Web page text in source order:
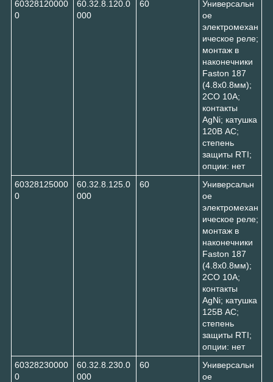
60328120000
0
60.32.8.120.0
000
60
Универсальн
ое
электромехан
ическое реле;
монтаж в
наконечники
Faston 187
(4.8х0.8мм);
2CO 10A;
контакты
AgNi; катушка
120В AC;
степень
защиты RTI;
опции: нет
60328125000
0
60.32.8.125.0
000
60
Универсальн
ое
электромехан
ическое реле;
монтаж в
наконечники
Faston 187
(4.8х0.8мм);
2CO 10A;
контакты
AgNi; катушка
125В AC;
степень
защиты RTI;
опции: нет
60328230000
0
60.32.8.230.0
000
60
Универсальн
ое